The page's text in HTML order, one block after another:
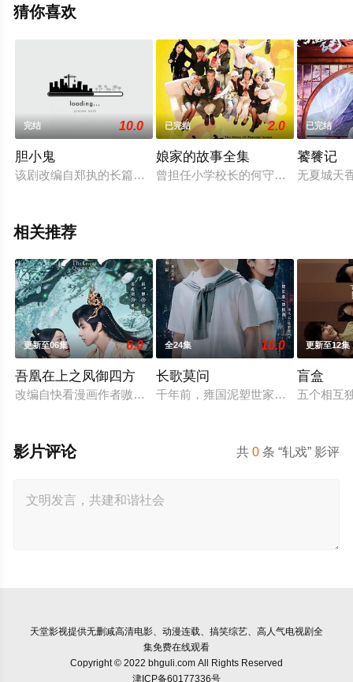
堂电影网，更多相关剧情可移步至豆瓣电视剧、电视猫或
猜你喜欢
完结 10.0
胆小鬼
该剧改编自郑执的长篇小说《生吞》，讲述了一段四个少年的
已完结 2.0
娘家的故事全集
曾担任小学校长的何守杰（石维坚
已完结
饕餮记
无夏城天
相关推荐
更新至06集 6.0
吾凰在上之凤御四方
改编自快看漫画作者嗷小泽的独家连载漫画《吾凰在上》。现
全24集 10.0
长歌莫问
千年前，雍国泥塑世家楚门因进贡的
更新至12集
盲盒
五个相互
共0 条 “轧戏” 影评
影片评论
天堂影视提供无删减高清电影、动漫连载、搞笑综艺、高人气电视剧全
集免费在线观看
Copyright © 2022 bhguli.com All Rights Reserved
津ICP备60177336号